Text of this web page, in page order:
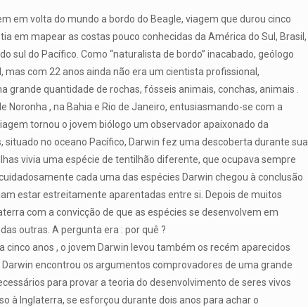
em volta do mundo a bordo do Beagle, viagem que durou cinco
em mapear as costas pouco conhecidas da América do Sul, Brasil,
sul do Pacífico. Como “naturalista de bordo” inacabado, geólogo
com 22 anos ainda não era um cientista profissional,
grande quantidade de rochas, fósseis animais, conchas, animais .
Noronha , na Bahia e Rio de Janeiro, entusiasmando-se com a
tornou o jovem biólogo um observador apaixonado da
situado no oceano Pacífico, Darwin fez uma descoberta durante sua
vivia uma espécie de tentilhão diferente, que ocupava sempre
cada uma das espécies Darwin chegou à conclusão
estar estreitamente aparentadas entre si. Depois de muitos
com a convicção de que as espécies se desenvolvem em
outras. A pergunta era : por quê ?
cinco anos , o jovem Darwin levou também os recém aparecidos
Darwin encontrou os argumentos comprovadores de uma grande
para provar a teoria do desenvolvimento de seres vivos
à Inglaterra, se esforçou durante dois anos para achar o